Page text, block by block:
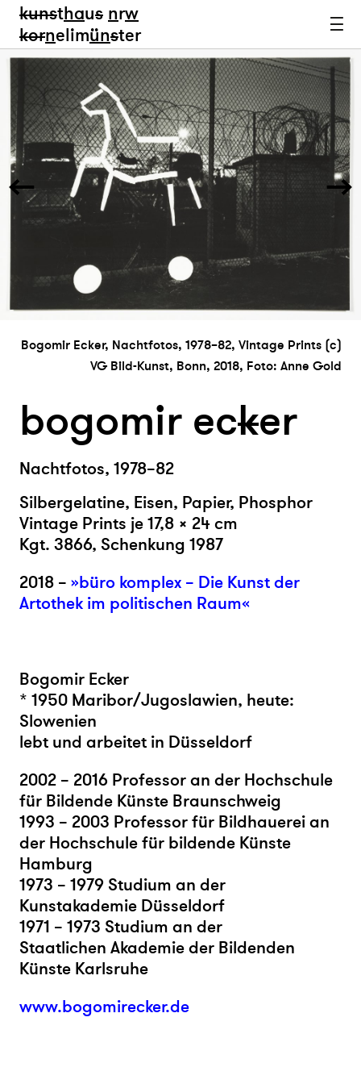
kunsthaus nrw
kornelimünster
Bogomir Ecker, Nachtfotos, 1978–82, Vintage Prints (c)
VG Bild-Kunst, Bonn, 2018, Foto: Anne Gold
bogomir ecker
Nachtfotos, 1978–82
Silbergelatine, Eisen, Papier, Phosphor
Vintage Prints je 17,8 × 24 cm
Kgt. 3866, Schenkung 1987
2018 – »büro komplex – Die Kunst der
Artothek im politischen Raum«
Bogomir Ecker
* 1950 Maribor/Jugoslawien, heute:
Slowenien
lebt und arbeitet in Düsseldorf
2002 – 2016 Professor an der Hochschule
für Bildende Künste Braunschweig
1993 – 2003 Professor für Bildhauerei an
der Hochschule für bildende Künste
Hamburg
1973 – 1979 Studium an der
Kunstakademie Düsseldorf
1971 – 1973 Studium an der
Staatlichen Akademie der Bildenden
Künste Karlsruhe
www.bogomirecker.de